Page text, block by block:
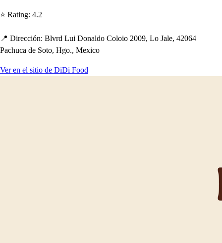
⭐ Rating: 4.2
📍 Dirección: Blvrd Lui Donaldo Coloio 2009, Lo Jale, 42064
Pachuca de Soto, Hgo., Mexico
Ver en el sitio de DiDi Food